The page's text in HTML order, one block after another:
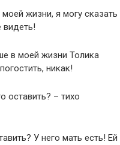
жизни, я могу сказать
видеть!
в моей жизни Толика
никак!
оставить? – тихо
У него мать есть! Ей